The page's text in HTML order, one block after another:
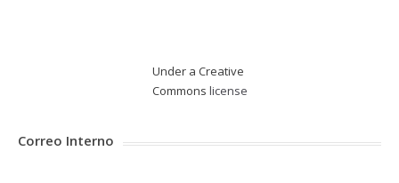
Under a Creative
Commons license
Correo Interno